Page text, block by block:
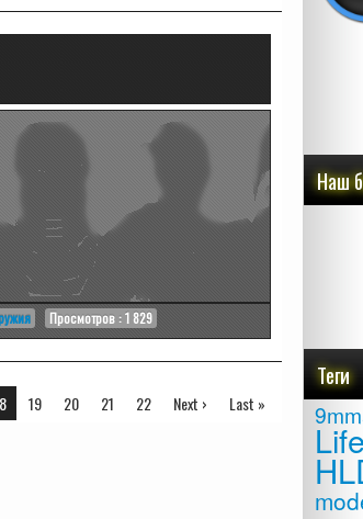
Просмотров : 1 829
19 20 21 22 Next › Last »
Наш
Теги